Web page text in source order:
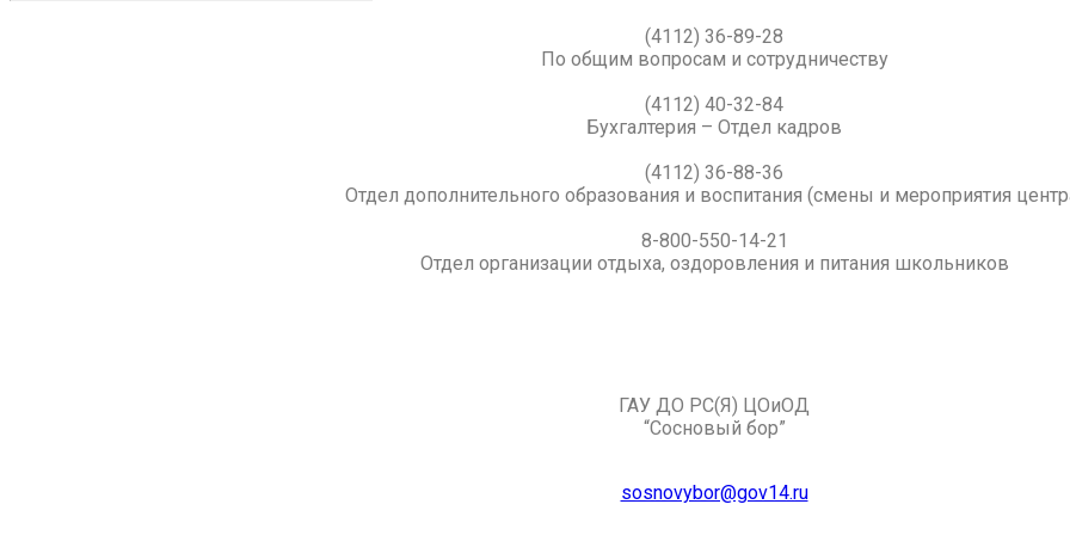
(4112) 36-89-28
По общим вопросам и сотрудничеству
(4112) 40-32-84
Бухгалтерия – Отдел кадров
(4112) 36-88-36
Отдел дополнительного образования и воспитания (смены и мероприятия
8-800-550-14-21
Отдел организации отдыха, оздоровления и питания школьников
ГАУ ДО РС(Я) ЦОиОД
“Сосновый бор”
sosnovybor@gov14.ru